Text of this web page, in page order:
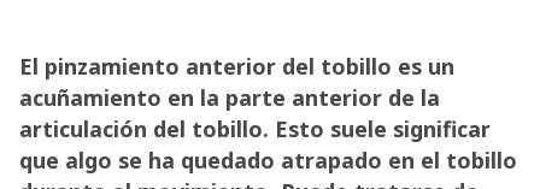
El pinzamiento anterior del tobillo es un
acuñamiento en la parte anterior de la
articulación del tobillo. Esto suele significar
que algo se ha quedado atrapado en el tobillo